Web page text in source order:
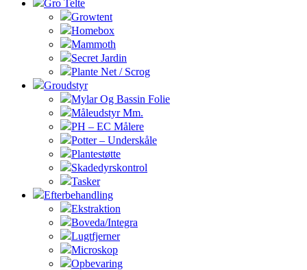
Gro Telte
Growtent
Homebox
Mammoth
Secret Jardin
Plante Net / Scrog
Groudstyr
Mylar Og Bassin Folie
Måleudstyr Mm.
PH – EC Målere
Potter – Underskåle
Plantestøtte
Skadedyrskontrol
Tasker
Efterbehandling
Ekstraktion
Boveda/Integra
Lugtfjerner
Microskop
Opbevaring